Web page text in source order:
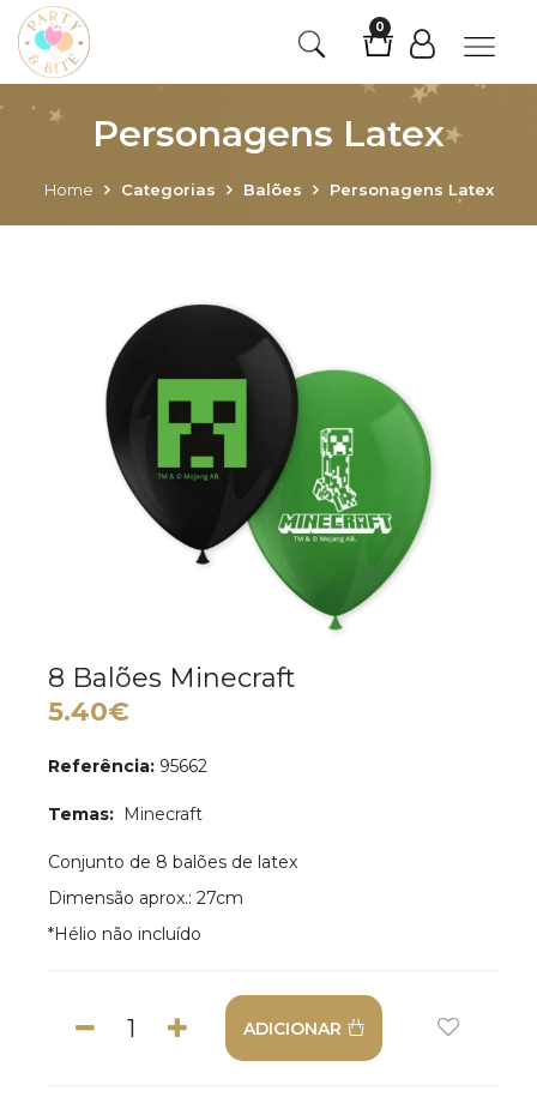
0
Personagens Latex
Home Categorias Balões Personagens Latex
8 Balões Minecraft
5.40€
Referência: 95662
Temas: Minecraft
Conjunto de 8 balões de latex
Dimensão aprox.: 27cm
*Hélio não incluído
ADICIONAR